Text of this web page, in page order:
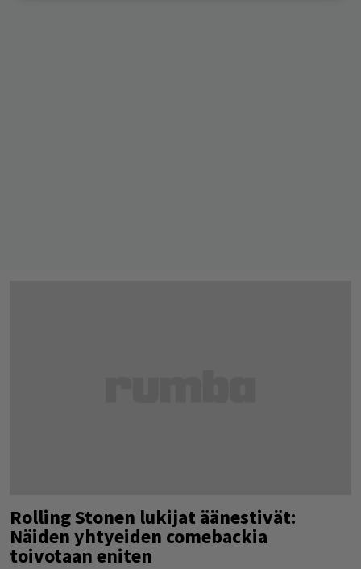
Rolling Stonen lukijat äänestivät:
Näiden yhtyeiden comebackia
toivotaan eniten